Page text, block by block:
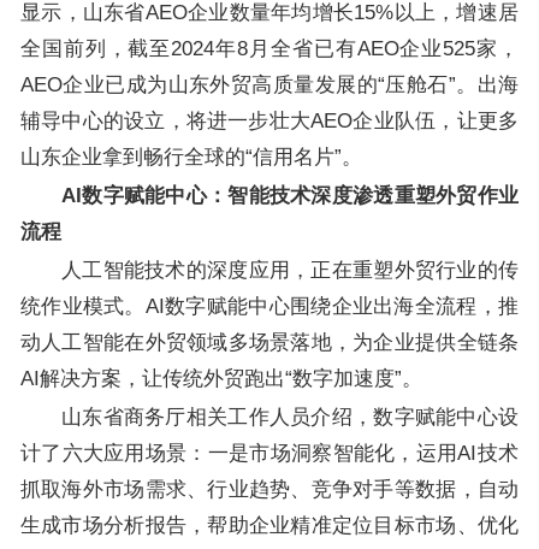
显示，山东省AEO企业数量年均增长15%以上，增速居
全国前列，截至2024年8月全省已有AEO企业525家，
AEO企业已成为山东外贸高质量发展的“压舱石”。出海
辅导中心的设立，将进一步壮大AEO企业队伍，让更多
山东企业拿到畅行全球的“信用名片”。
AI数字赋能中心：智能技术深度渗透重塑外贸作业
流程
人工智能技术的深度应用，正在重塑外贸行业的传
统作业模式。AI数字赋能中心围绕企业出海全流程，推
动人工智能在外贸领域多场景落地，为企业提供全链条
AI解决方案，让传统外贸跑出“数字加速度”。
山东省商务厅相关工作人员介绍，数字赋能中心设
计了六大应用场景：一是市场洞察智能化，运用AI技术
抓取海外市场需求、行业趋势、竞争对手等数据，自动
生成市场分析报告，帮助企业精准定位目标市场、优化